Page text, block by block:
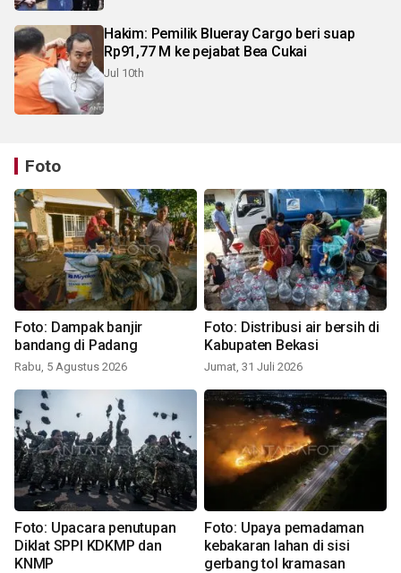
Hakim: Pemilik Blueray Cargo beri suap
Rp91,77 M ke pejabat Bea Cukai
Jul 10th
Foto
Foto: Dampak banjir
bandang di Padang
Rabu, 5 Agustus 2026
Foto: Distribusi air bersih di
Kabupaten Bekasi
Jumat, 31 Juli 2026
Foto: Upacara penutupan
Diklat SPPI KDKMP dan
KNMP
Foto: Upaya pemadaman
kebakaran lahan di sisi
gerbang tol kramasan